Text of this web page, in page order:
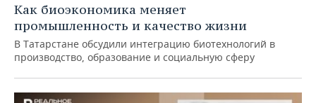
Как биоэкономика меняет
промышленность и качество жизни
В Татарстане обсудили интеграцию биотехнологий в
производство, образование и социальную сферу